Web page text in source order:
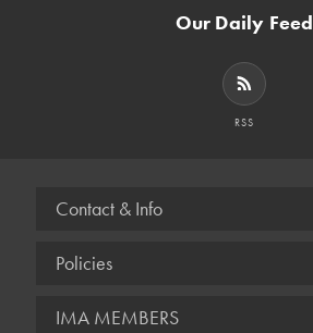
Our Daily Feed
RSS
Contact & Info
Policies
IMA MEMBERS